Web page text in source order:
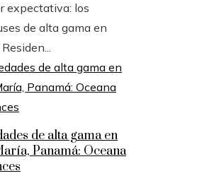
expectativa: los
de alta gama en
de alta gama en
Panamá: Oceana